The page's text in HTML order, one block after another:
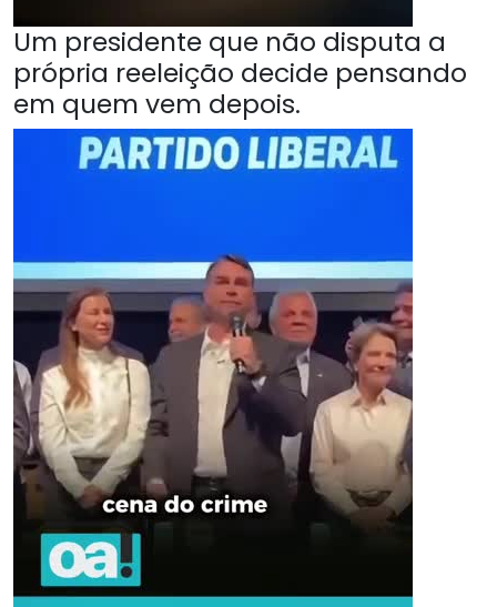
Um presidente que não disputa a
própria reeleição decide pensando
em quem vem depois.